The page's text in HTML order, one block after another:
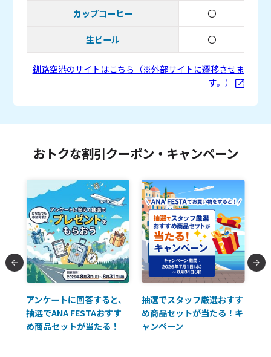
カップコーヒー
〇
取り扱いあり
生ビール
〇
取り扱いあり
釧路空港のサイトはこちら（※外部サイトに遷移させま
す。）
おトクな割引クーポン・キャンペーン
アンケートに回答すると、
抽選でANA FESTAおすす
め商品セットが当たる！
抽選でスタッフ厳選おすす
め商品セットが当たる！キ
ャンペーン